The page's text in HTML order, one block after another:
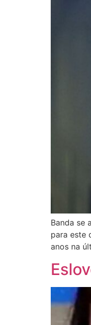
Banda se
para este
anos na